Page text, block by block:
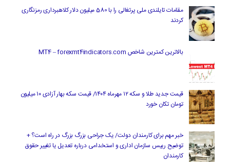
مقامات تایلندی ملی پرتغالی را با 580 میلیون دلار کلاهبرداری رمزنگاری
کردند
بالاترین کمترین شاخص MT4 – forexmt4indicators.com
قیمت جدید طلا و سکه ۱۲ مهرماه ۱۴۰۴/ قیمت سکه بهار آزادی ۱۰ میلیون
تومان تکان خورد
خبر مهم برای کارمندان دولت/ یک جراحی بزرگ بزرگ در راه است؟ +
توضیح رییس سازمان اداری و استخدامی درباره تعدیل یا تغییر حقوق
کارمندان